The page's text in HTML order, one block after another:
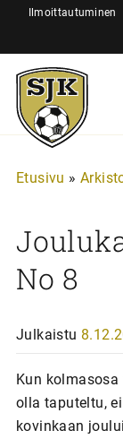
SiirryIlmoittautuminen
Sjk-
Juniorit
Etusivu »
No 8
Julkaistu
Kun
olla taputeltu,
kovinkaan